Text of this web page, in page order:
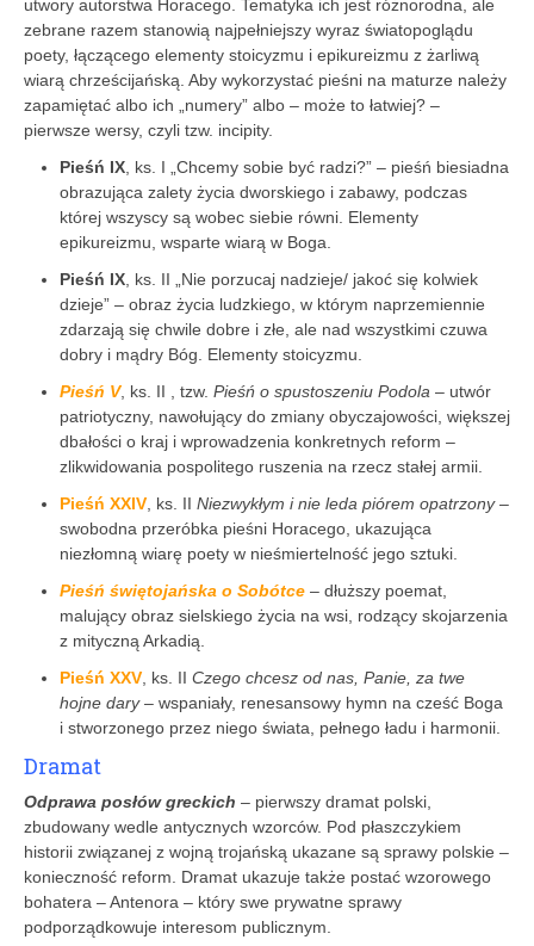
utwory autorstwa Horacego. Tematyka ich jest różnorodna, ale
zebrane razem stanowią najpełniejszy wyraz światopoglądu
poety, łączącego elementy stoicyzmu i epikureizmu z żarliwą
wiarą chrześcijańską. Aby wykorzystać pieśni na maturze należy
zapamiętać albo ich „numery” albo – może to łatwiej? –
pierwsze wersy, czyli tzw. incipity.
Pieśń IX , ks. I „Chcemy sobie być radzi?” – pieśń biesiadna
obrazująca zalety życia dworskiego i zabawy, podczas
której wszyscy są wobec siebie równi. Elementy
epikureizmu, wsparte wiarą w Boga.
Pieśń IX , ks. II „Nie porzucaj nadzieje/ jakoć się kolwiek
dzieje” – obraz życia ludzkiego, w którym naprzemiennie
zdarzają się chwile dobre i złe, ale nad wszystkimi czuwa
dobry i mądry Bóg. Elementy stoicyzmu.
Pieśń V, ks. II , tzw. Pieśń o spustoszeniu Podola – utwór
patriotyczny, nawołujący do zmiany obyczajowości, większej
dbałości o kraj i wprowadzenia konkretnych reform –
zlikwidowania pospolitego ruszenia na rzecz stałej armii.
Pieśń XXIV , ks. II Niezwykłym i nie leda piórem opatrzony–
swobodna przeróbka pieśni Horacego, ukazująca
niezłomną wiarę poety w nieśmiertelność jego sztuki.
Pieśń świętojańska o Sobótce – dłuższy poemat,
malujący obraz sielskiego życia na wsi, rodzący skojarzenia
z mityczną Arkadią.
Pieśń XXV , ks. II Czego chcesz od nas, Panie, za twe
hojne dary– wspaniały, renesansowy hymn na cześć Boga
i stworzonego przez niego świata, pełnego ładu i harmonii.
Dramat
Odprawa posłów greckich – pierwszy dramat polski,
zbudowany wedle antycznych wzorców. Pod płaszczykiem
historii związanej z wojną trojańską ukazane są sprawy polskie –
konieczność reform. Dramat ukazuje także postać wzorowego
bohatera – Antenora – który swe prywatne sprawy
podporządkowuje interesom publicznym.